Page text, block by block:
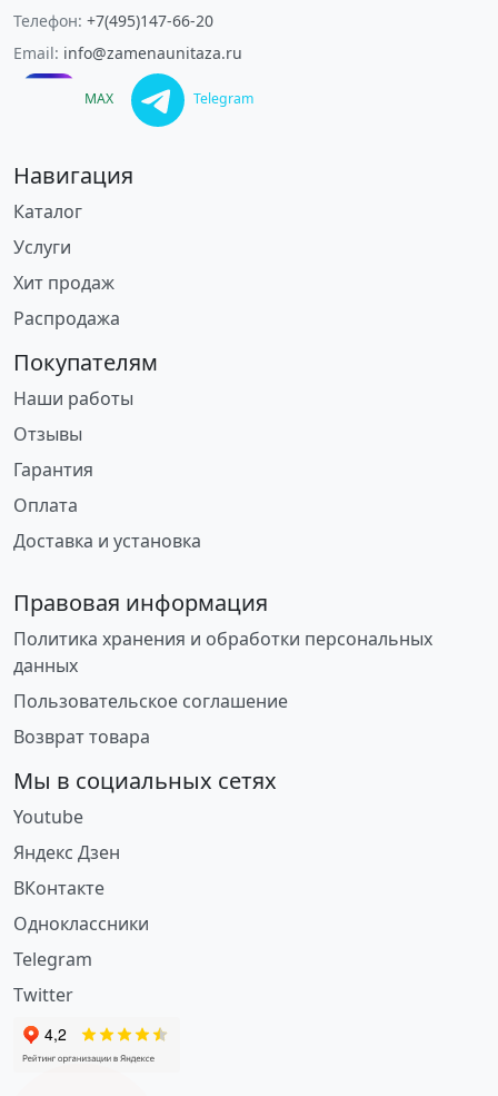
Телефон: +7(495)147-66-20
Email: info@zamenaunitaza.ru
MAX Telegram
Навигация
Каталог
Услуги
Хит продаж
Распродажа
Покупателям
Наши работы
Отзывы
Гарантия
Оплата
Доставка и установка
Правовая информация
Политика хранения и обработки персональных
данных
Пользовательское соглашение
Возврат товара
Мы в социальных сетях
Youtube
Яндекс Дзен
ВКонтакте
Одноклассники
Telegram
Twitter